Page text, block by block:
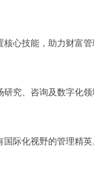
心技能，助力财富管
究、咨询及数字化领
际化视野的管理精英